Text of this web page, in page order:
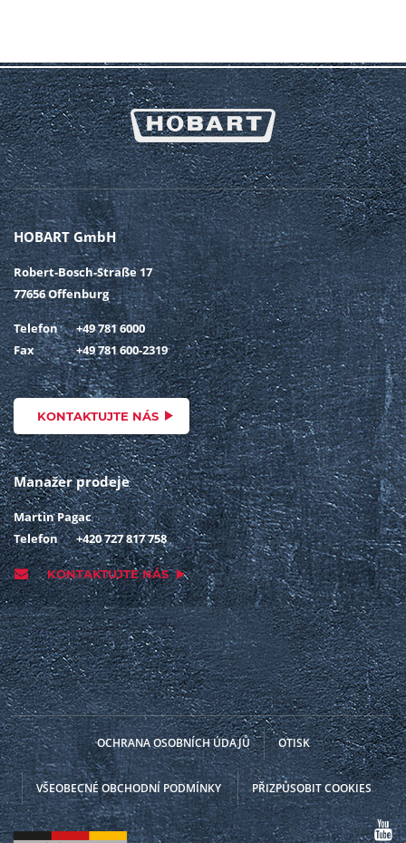
HOBART GmbH
Robert-Bosch-Straße 17
77656 Offenburg
Telefon
+49 781 6000
Fax
+49 781 600-2319
KONTAKTUJTE NÁS
Manažer prodeje
Martin Pagac
Telefon
+420 727 817 758
KONTAKTUJTE NÁS
OCHRANA OSOBNÍCH ÚDAJŮ OTISK
VŠEOBECNÉ OBCHODNÍ PODMÍNKY PŘIZPŮSOBIT COOKIES